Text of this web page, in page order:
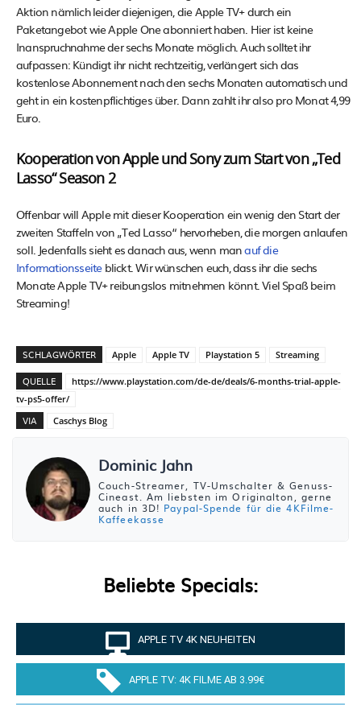
Aktion nämlich leider diejenigen, die Apple TV+ durch ein
Paketangebot wie Apple One abonniert haben. Hier ist keine
Inanspruchnahme der sechs Monate möglich. Auch solltet ihr
aufpassen: Kündigt ihr nicht rechtzeitig, verlängert sich das
kostenlose Abonnement nach den sechs Monaten automatisch und
geht in ein kostenpflichtiges über. Dann zahlt ihr also pro Monat 4,99
Euro.
Kooperation von Apple und Sony zum Start von „Ted
Lasso“ Season 2
Offenbar will Apple mit dieser Kooperation ein wenig den Start der
zweiten Staffeln von „Ted Lasso“ hervorheben, die morgen anlaufen
soll. Jedenfalls sieht es danach aus, wenn manauf die
Informationsseiteblickt. Wir wünschen euch, dass ihr die sechs
Monate Apple TV+ reibungslos mitnehmen könnt. Viel Spaß beim
Streaming!
SCHLAGWÖRTER Apple Apple TV Playstation 5 Streaming
QUELLE
https://www.playstation.com/de-de/deals/6-months-trial-apple-
tv-ps5-offer/
VIA Caschys Blog
Dominic Jahn
Couch-Streamer, TV-Umschalter & Genuss-
Cineast. Am liebsten im Originalton, gerne
auch in 3D! Paypal-Spende für die 4KFilme-
Kaffeekasse
Beliebte Specials:
APPLE TV 4K NEUHEITEN
APPLE TV: 4K FILME AB 3.99€